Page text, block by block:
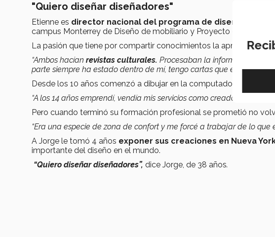
"Quiero diseñar diseñadores"
Etienne es director nacional del programa de diseño del
campus Monterrey de Diseño de mobiliario y Proyecto de diseño
La pasión que tiene por compartir conocimientos la aprendió a
“Ambos hacían revistas culturales. Procesaban la información y
parte siempre ha estado dentro de mí, tengo cartas que escribía
Desde los 10 años comenzó a dibujar en la computadora y
“A los 14 años emprendí, vendía mis servicios como creador de
Pero cuando terminó su formación profesional se prometió no
“Era una especie de zona de confort y me forcé a trabajar de lo que
A Jorge le tomó 4 años exponer sus creaciones en Nueva
importante del diseño en el mundo.
“Quiero diseñar diseñadores”, dice Jorge, de 38 años.